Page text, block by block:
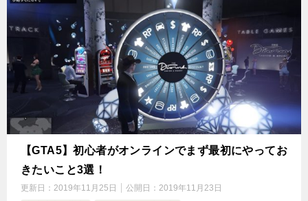
【GTA5】初心者がオンラインでまず最初にやってお
きたいこと3選！
更新日： 2019年11月25日 公開日： 2019年11月23日